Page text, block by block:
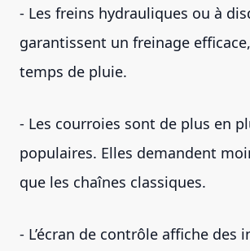
- Les freins hydrauliques ou à
garantissent un freinage
temps de pluie.
- Les courroies sont de plus en
populaires. Elles demandent
que les chaînes classiques.
- L’écran de contrôle affiche des